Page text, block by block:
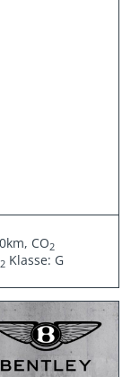
CO2
2 Klasse: G